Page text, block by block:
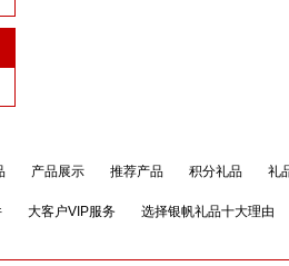
产品展示 推荐产品 积分礼品 礼
大客户VIP服务 选择银帆礼品十大理由